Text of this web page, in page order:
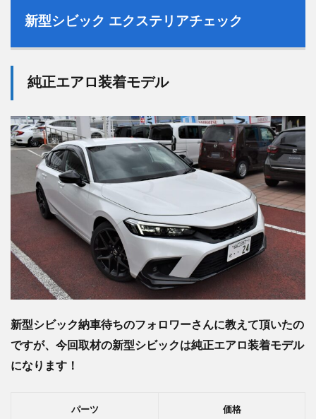
新型シビック エクステリアチェック
純正エアロ装着モデル
新型シビック納車待ちのフォロワーさんに教えて頂いたの
ですが、 今回取材の新型シビックは純正エアロ装着モデル
になります！
パーツ 価格